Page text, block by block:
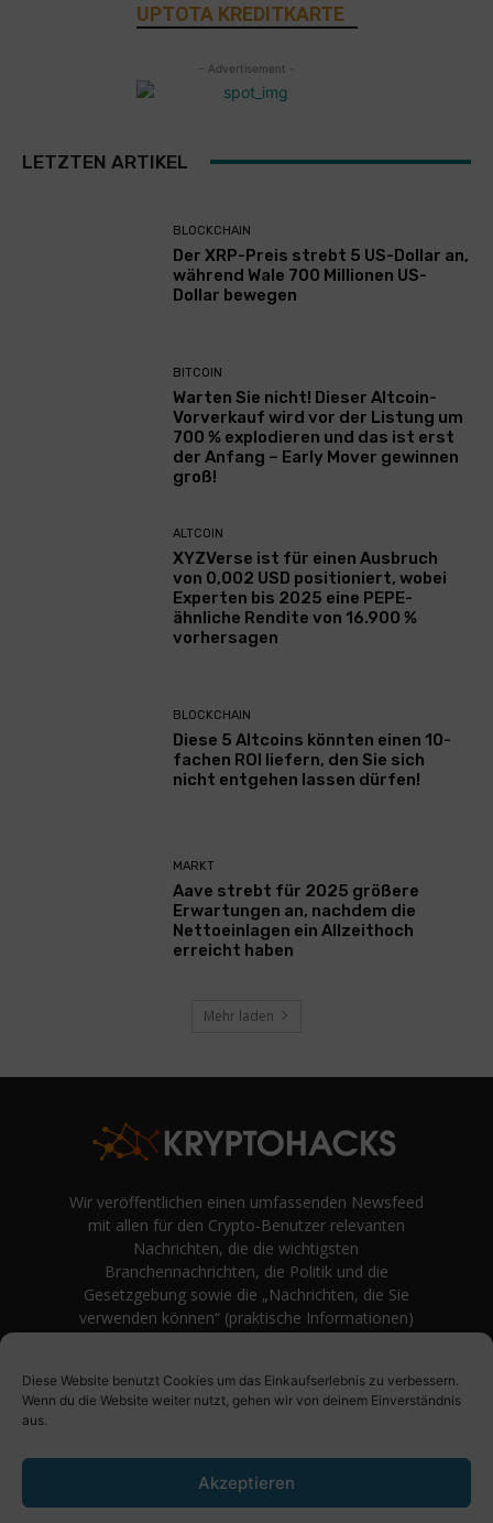
Diese Website benutzt Cookies um das Einkaufserlebnis zu verbessern.
Wenn du die Website weiter nutzt, gehen wir von deinem Einverständnis
aus.
Akzeptieren
UPTOTA KREDITKARTE
- Advertisement -
LETZTEN ARTIKEL
BLOCKCHAIN
Der XRP-Preis strebt 5 US-Dollar an,
während Wale 700 Millionen US-
Dollar bewegen
BITCOIN
Warten Sie nicht! Dieser Altcoin-
Vorverkauf wird vor der Listung um
700 % explodieren und das ist erst
der Anfang – Early Mover gewinnen
groß!
ALTCOIN
XYZVerse ist für einen Ausbruch
von 0,002 USD positioniert, wobei
Experten bis 2025 eine PEPE-
ähnliche Rendite von 16.900 %
vorhersagen
BLOCKCHAIN
Diese 5 Altcoins könnten einen 10-
fachen ROI liefern, den Sie sich
nicht entgehen lassen dürfen!
MARKT
Aave strebt für 2025 größere
Erwartungen an, nachdem die
Nettoeinlagen ein Allzeithoch
erreicht haben
Mehr laden
Wir veröffentlichen einen umfassenden Newsfeed
mit allen für den Crypto-Benutzer relevanten
Nachrichten, die die wichtigsten
Branchennachrichten, die Politik und die
Gesetzgebung sowie die „Nachrichten, die Sie
verwenden können“ (praktische Informationen)
Meinungen rund um Kryptowährung. Einfache
Logik und Beispiele aus der Praxis werden vor
bevorzugt.